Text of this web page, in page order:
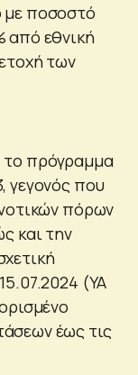
με ποσοστό
από εθνική
των
πρόγραμμα
γεγονός που
πόρων
και την
(ΥΑ
έως τις